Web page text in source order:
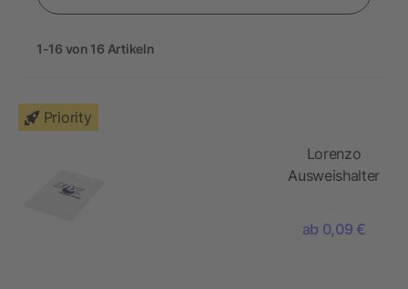
1-16 von 16 Artikeln
Priority
Lorenzo
Ausweishalter
ab 0,09 €